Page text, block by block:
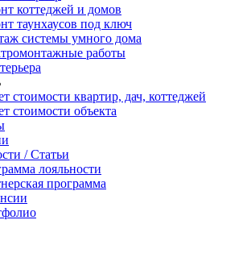
коттеджей и домов
таунхаусов под ключ
системы умного дома
работы
стоимости квартир, дач, коттеджей
стоимости объекта
/ Статьи
лояльности
программа